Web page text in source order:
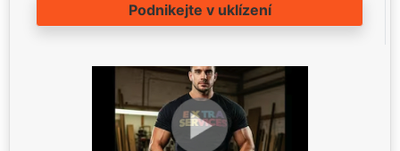
Podnikejte v uklízení